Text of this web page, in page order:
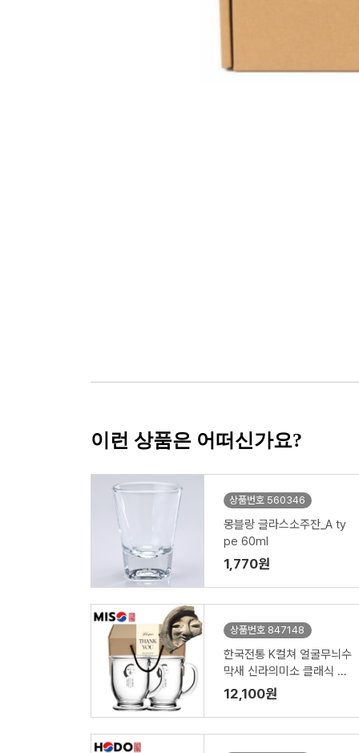
이런 상품은 어떠신가요?
상품번호 560346
몽블랑 글라스소주잔_A ty
pe 60ml
1,770원
상품번호 847148
한국전통 K컬쳐 얼굴무늬수
막새 신라의미소 클래식 글
라스 머그컵 440ml 2P 기
프팅
12,100원